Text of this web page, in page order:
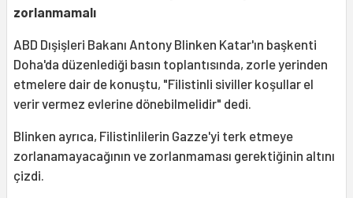
zorlanmamalı
ABD Dışişleri Bakanı Antony Blinken Katar'ın başkenti
Doha'da düzenlediği basın toplantısında, zorle yerinden
etmelere dair de konuştu, "Filistinli siviller koşullar el
verir vermez evlerine dönebilmelidir" dedi.
Blinken ayrıca, Filistinlilerin Gazze'yi terk etmeye
zorlanamayacağının ve zorlanmaması gerektiğinin altını
çizdi.